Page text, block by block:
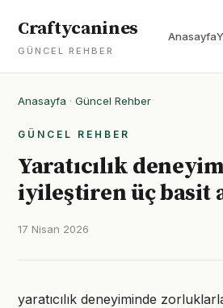
Craftycanines
GÜNCEL REHBER
Anasayfa
Anasayfa · Güncel Rehber
GÜNCEL REHBER
Yaratıcılık
iyileştiren üç basit
17 Nisan 2026
yaratıcılık deneyiminde